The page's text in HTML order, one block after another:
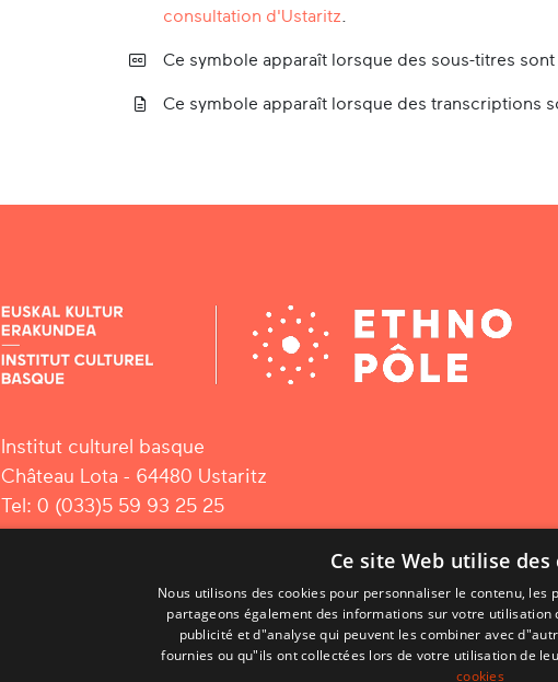
consultation d'Ustaritz
Ce symbole apparaît lorsque des sous-titres sont
Ce symbole apparaît lorsque des transcriptions
Institut culturel basque
Château Lota - 64480 Ustaritz
Tel: 0 (033)5 59 93 25 25
Ce site Web utilise des
Nous utilisons des cookies pour personnaliser le contenu,
partageons également des informations sur votre utilisation
publicité et d"analyse qui peuvent les combiner avec
fournies ou qu"ils ont collectées lors de votre utilisation de
cookies